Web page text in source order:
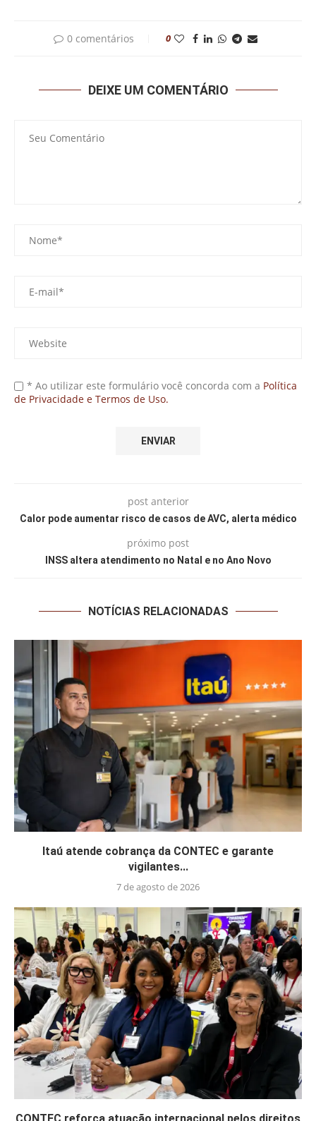
0 comentários 0
DEIXE UM COMENTÁRIO
* Ao utilizar este formulário você concorda com a Política
de Privacidade e Termos de Uso.
post anterior
Calor pode aumentar risco de casos de AVC, alerta médico
próximo post
INSS altera atendimento no Natal e no Ano Novo
NOTÍCIAS RELACIONADAS
Itaú atende cobrança da CONTEC e garante
vigilantes...
7 de agosto de 2026